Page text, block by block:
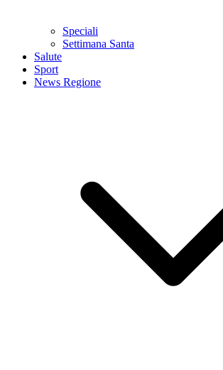
Speciali
Settimana Santa
Salute
Sport
News Regione